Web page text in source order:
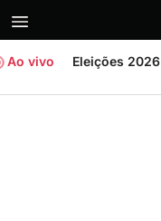
Ao vivo Eleições 2026